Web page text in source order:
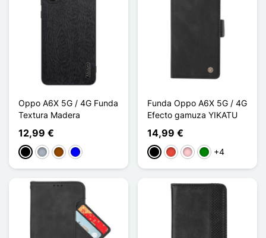
Oppo A6X 5G / 4G Funda
Textura Madera
12,99 €
NegroGris Marrón
Azul
Funda Oppo A6X 5G / 4G
Efecto gamuza YIKATU
14,99 €
NegroRojoRosaVerde
+4